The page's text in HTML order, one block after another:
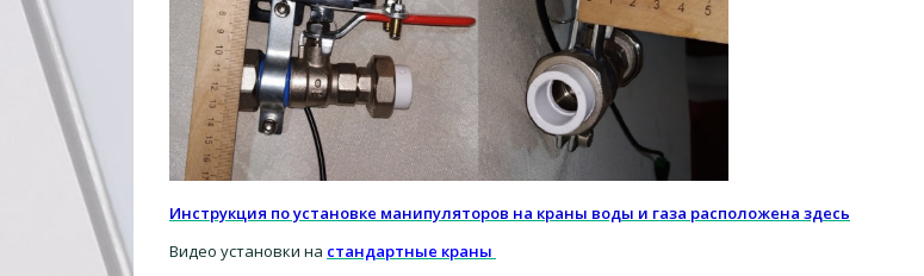
Инструкция по установке манипуляторов на краны воды и газа расположена здесь
Видео установки на стандартные краны